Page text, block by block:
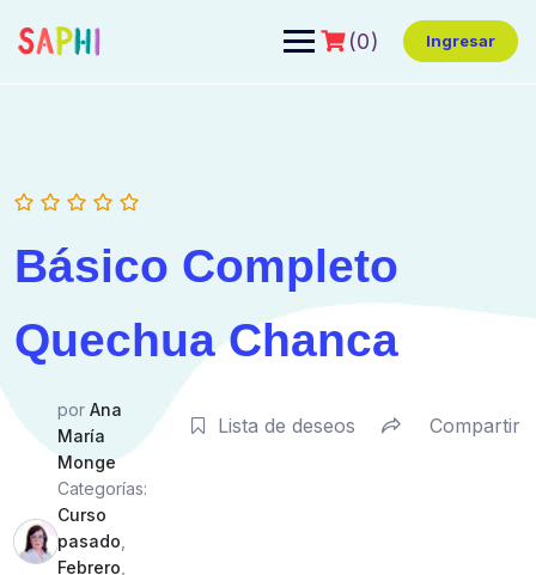
(0) Ingresar
Básico Completo
Quechua Chanca
por Ana
María
Monge
Categorías:
Curso
pasado
Febrero
Lista de deseos Compartir